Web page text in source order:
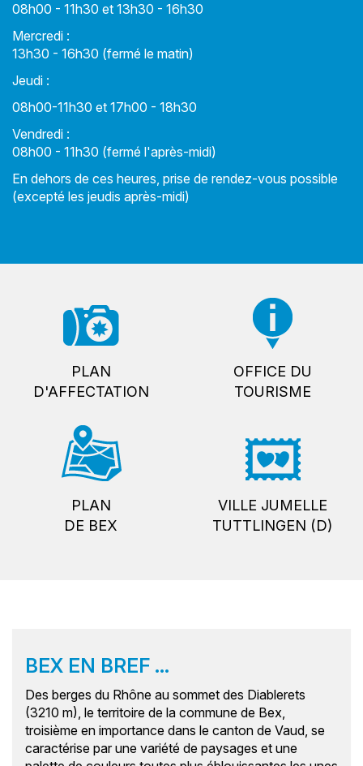
08h00 - 11h30 et 13h30 - 16h30
Mercredi :
13h30 - 16h30 (fermé le matin)
Jeudi :
08h00-11h30 et 17h00 - 18h30
Vendredi :
08h00 - 11h30 (fermé l'après-midi)
En dehors de ces heures, prise de rendez-vous possible
(excepté les jeudis après-midi)
PLAN
D'AFFECTATION
OFFICE DU
TOURISME
PLAN
DE BEX
VILLE JUMELLE
TUTTLINGEN (D)
BEX EN BREF ...
Des berges du Rhône au sommet des Diablerets
(3210 m), le territoire de la commune de Bex,
troisième en importance dans le canton de Vaud, se
caractérise par une variété de paysages et une